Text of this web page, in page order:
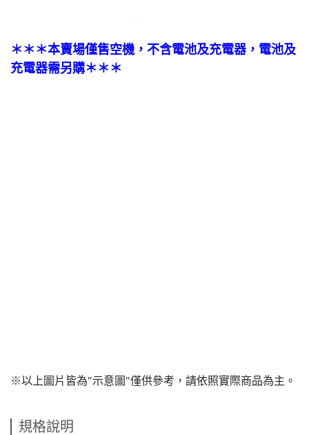
＊＊＊本賣場僅售空機，不含電池及充電器，電池及
充電器需另購＊＊＊
※以上圖片皆為"示意圖"僅供參考，請依照實際商品為主。
規格說明